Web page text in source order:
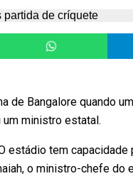
de Bangalore quando
ministro estatal.
estádio tem
o ministro-chefe do